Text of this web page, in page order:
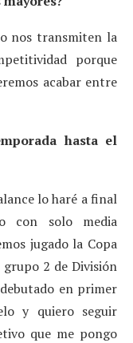
nos transmiten la
porque
acabar entre
hasta el
lo haré a final
con solo media
jugado la Copa
2 de División
en primer
y quiero seguir
que me pongo